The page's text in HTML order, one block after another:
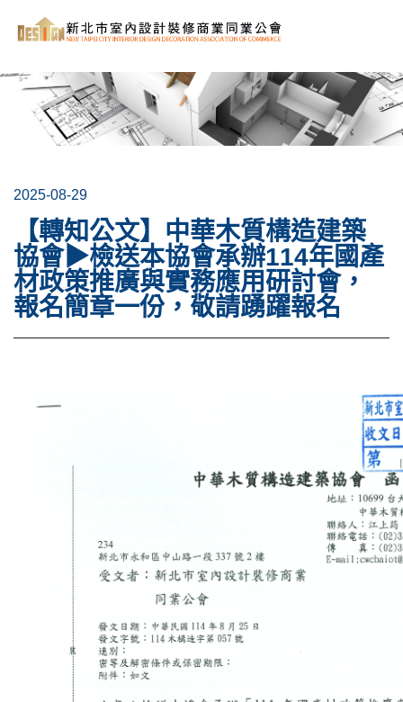
2025-08-29
【轉知公文】中華木質構造建築
協會▶檢送本協會承辦114年國產
材政策推廣與實務應用研討會，
報名簡章一份，敬請踴躍報名